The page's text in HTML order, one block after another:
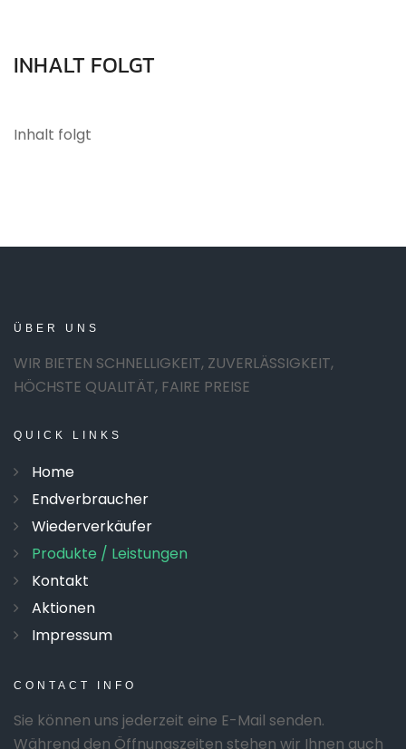
INHALT FOLGT
Inhalt folgt
ÜBER UNS
WIR BIETEN SCHNELLIGKEIT, ZUVERLÄSSIGKEIT,
HÖCHSTE QUALITÄT, FAIRE PREISE
QUICK LINKS
Home
Endverbraucher
Wiederverkäufer
Produkte / Leistungen
Kontakt
Aktionen
Impressum
CONTACT INFO
Sie können uns jederzeit eine E-Mail senden.
Während den Öffnungszeiten stehen wir Ihnen auch